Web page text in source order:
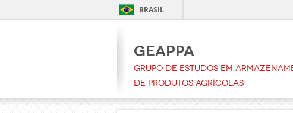
BRASIL
GEAPPA
Grupo de Estudos em
de Produtos Agrícolas